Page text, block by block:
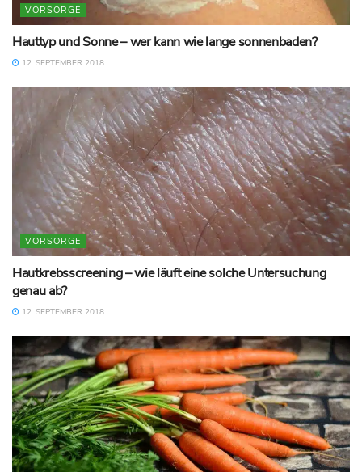
VORSORGE
Hauttyp und Sonne – wer kann wie lange sonnenbaden?
12. SEPTEMBER 2018
VORSORGE
Hautkrebsscreening – wie läuft eine solche Untersuchung
genau ab?
12. SEPTEMBER 2018